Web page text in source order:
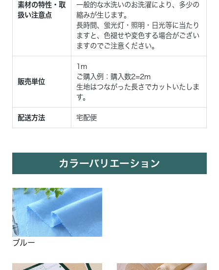
素材の特性・取
扱い注意点
一般的な水洗いのお洗濯により、多少の
縮みが生じます。
長時間、蛍光灯・照明・日光等に当たり
ますと、色褪せや変色する場合がござい
ますのでご注意ください。
販売単位
1m
ご購入例：購入数2=2m
生地はつながった長さでカットいたしま
す。
配送方法 宅配便
カラーバリエーション
ブルー